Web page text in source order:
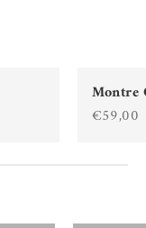
Montre
Prix de
€59,00